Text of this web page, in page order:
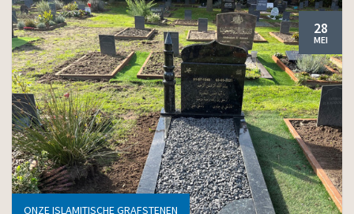
28
MEI
ONZE ISLAMITISCHE GRAFSTENEN